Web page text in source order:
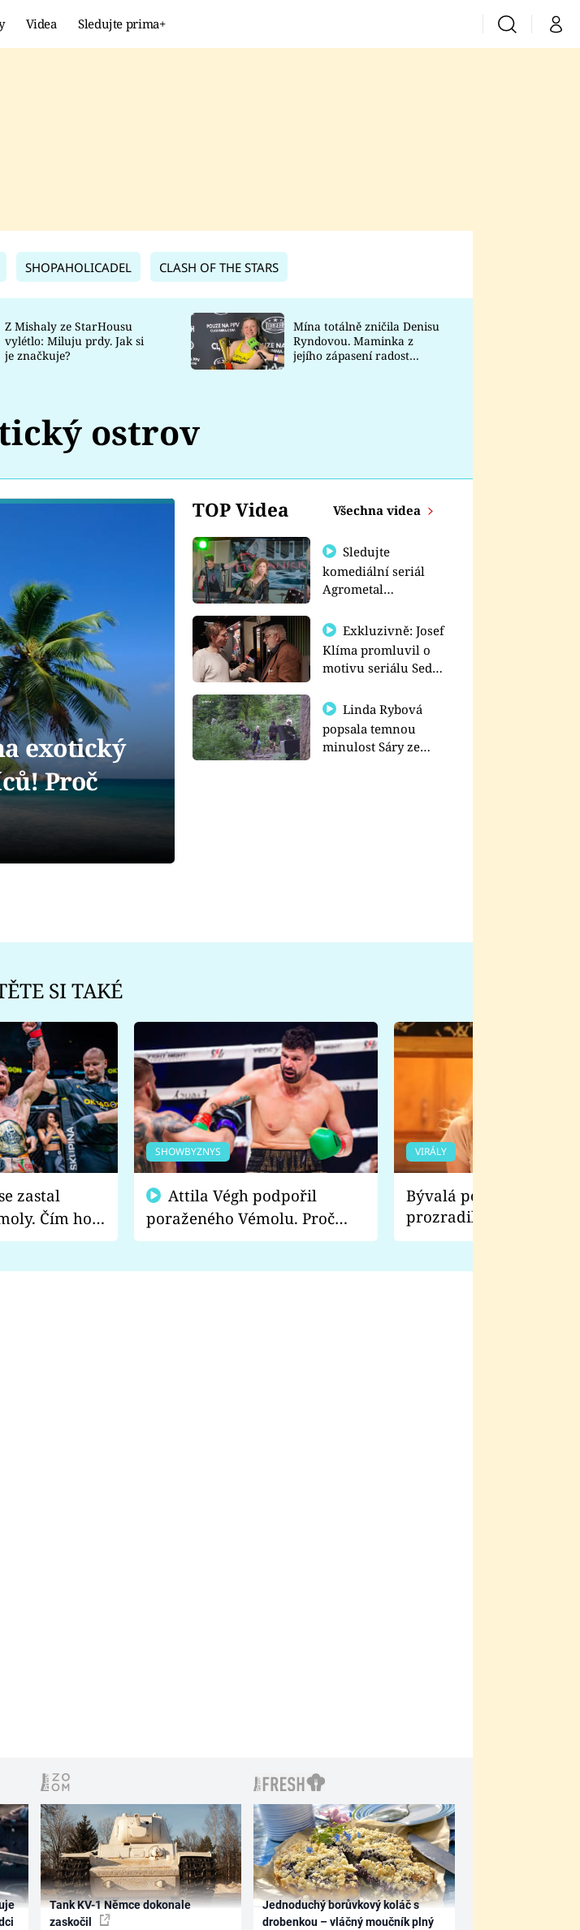
Videa Sledujte prima+ VyhledáváníMůj
Prima Lajk
Sledujte nás
SHOPAHOLICADEL CLASH OF THE STARS
Z Mishaly ze StarHousu
vylétlo: Miluju prdy. Jak si
je značkuje?
Mína totálně zničila Denisu
Ryndovou. Maminka z
jejího zápasení radost
ostrov
TOP Videa Všechna videa
Sledujte
komediální seriál
Agrometal
prima+
Exkluzivně: Josef
Klíma promluvil o
motivu seriálu Sedm
Linda Rybová
popsala temnou
minulost Sáry ze
exotický
Proč
SI TAKÉ
Čím ho
SHOWBYZNYS
poraženého Vémolu. Proč
chce raději zápasit s ním než
VIRÁLY
Bývalá pornoherečka
prozradila, co ji
natáčení Euforie.
Tank KV-1 Němce dokonale
zaskočil
Jednoduchý borůvkový koláč s
drobenkou – vláčný moučník plný